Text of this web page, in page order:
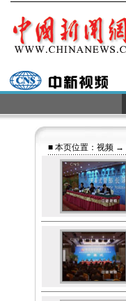
■ 本页位置： 视频 →